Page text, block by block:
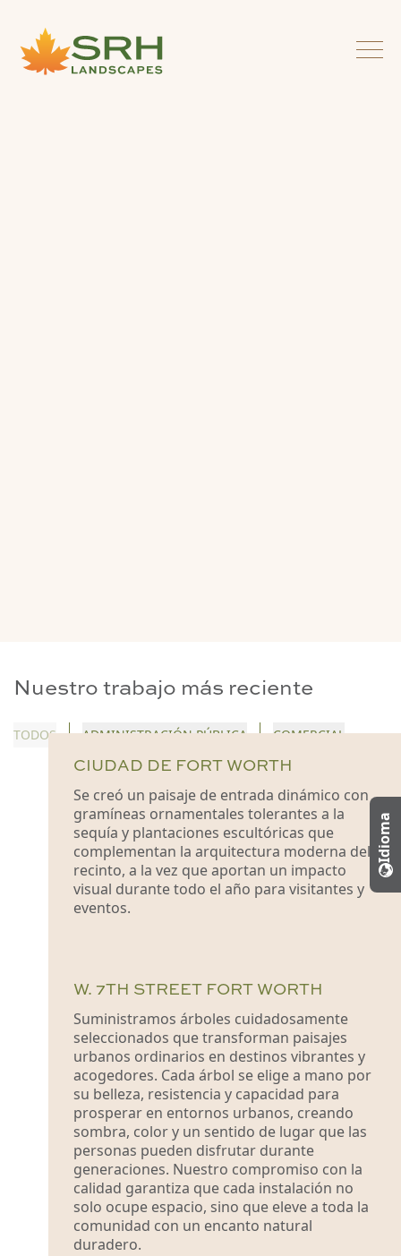
Idioma
Nuestro trabajo más reciente
TODOS ADMINISTRACIÓN PÚBLICA COMERCIAL
CIUDAD DE FORT WORTH
Se creó un paisaje de entrada dinámico con
gramíneas ornamentales tolerantes a la
sequía y plantaciones escultóricas que
complementan la arquitectura moderna del
recinto, a la vez que aportan un impacto
visual durante todo el año para visitantes y
eventos.
W. 7TH STREET FORT WORTH
Suministramos árboles cuidadosamente
seleccionados que transforman paisajes
urbanos ordinarios en destinos vibrantes y
acogedores. Cada árbol se elige a mano por
su belleza, resistencia y capacidad para
prosperar en entornos urbanos, creando
sombra, color y un sentido de lugar que las
personas pueden disfrutar durante
generaciones. Nuestro compromiso con la
calidad garantiza que cada instalación no
solo ocupe espacio, sino que eleve a toda la
comunidad con un encanto natural
duradero.